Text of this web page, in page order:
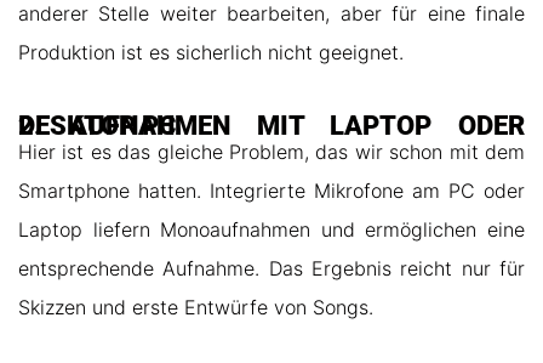
anderer Stelle weiter bearbeiten, aber für eine finale
Produktion ist es sicherlich nicht geeignet.
2. AUFNAHMEN MIT LAPTOP ODER DESKTOP PC
Hier ist es das gleiche Problem, das wir schon mit dem
Smartphone hatten. Integrierte Mikrofone am PC oder
Laptop liefern Monoaufnahmen und ermöglichen eine
entsprechende Aufnahme. Das Ergebnis reicht nur für
Skizzen und erste Entwürfe von Songs.